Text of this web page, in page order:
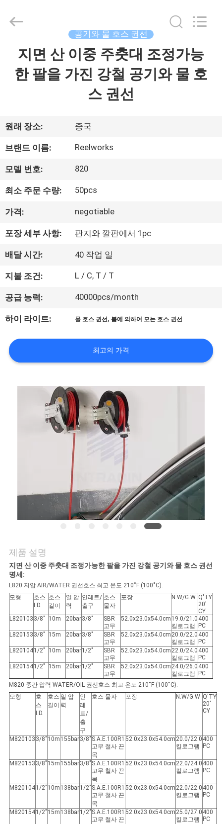
비
디
오
회
사
소
개
공
견
기
소
식
조
회
를
다
사
2015
Machinery
공기와 물 호스 권선
지면 산 이중 주춧대 조정가능
한 팔을 가진 강철 공기와 물 호
스 권선
원래 장소: 중국
브랜드 이름: Reelworks
모델 번호: 820
최소 주문 수량: 50pcs
가격: negotiable
포장 세부 사항: 판지와 깔판에서 1pc
배달 시간: 40 작업 일
지불 조건: L / C, T / T
공급 능력: 40000pcs/month
하이 라이트: 물 호스 권선, 봄에 의하여 모는 호스 권선
최고의 가격
제품 설명
지면 산 이중 주춧대 조정가능한 팔을 가진 강철 공기와 물 호스 권선
명세:
L820 저압 AIR/WATER 권선 호스 최고 온도 210˚F (100˚C).
모형
호스
I.D.
호스
길이
일 압
력
인레트/
출구
호스
물자
포장 N.W/G.W Q'TY
20'
CY
L820103 3/8" 10m 20bar3/8"
SBR
고무
52.0x23.0x54.0cm 19.0/21.0
킬로그램
400
PC
L820153 3/8" 15m 20bar3/8"
SBR
고무
52.0x23.0x54.0cm 20.0/22.0
킬로그램
400
PC
L8201041/2" 10m 20bar1/2"
SBR
고무
52.0x23.0x54.0cm 22.0/24.0
킬로그램
400
PC
L8201541/2" 15m 20bar1/2"
SBR
고무
52.0x23.0x54.0cm 24.0/26.0
킬로그램
400
PC
M820 중간 압력 WATER/OIL 권선 호스 최고 온도 210˚F (100˚C).
모형
호
스
I.D.
호스
길이
일 압
력
인
레
트/
출
구
호스 물자 포장 N.W/G.W Q'TY
20'
CY
M820103 3/8" 10m 155bar3/8" S.A.E.100R1
고무 철사 끈
목
52.0x23.0x54.0cm 20.0/22.0
킬로그램
400
PC
M820153 3/8" 15m 155bar3/8" S.A.E.100R1
고무 철사 끈
목
52.0x23.0x54.0cm 22.0/24.0
킬로그램
400
PC
M8201041/2" 10m 138bar1/2" S.A.E.100R1
고무 철사 끈
목
52.0x23.0x54.0cm 22.0/22.0
킬로그램
400
PC
M8201541/2" 15m 138bar1/2" S.A.E.100R1
고무 철사 끈
52.0x23.0x54.0cm 25.0/27.0
킬로그램
400
PC